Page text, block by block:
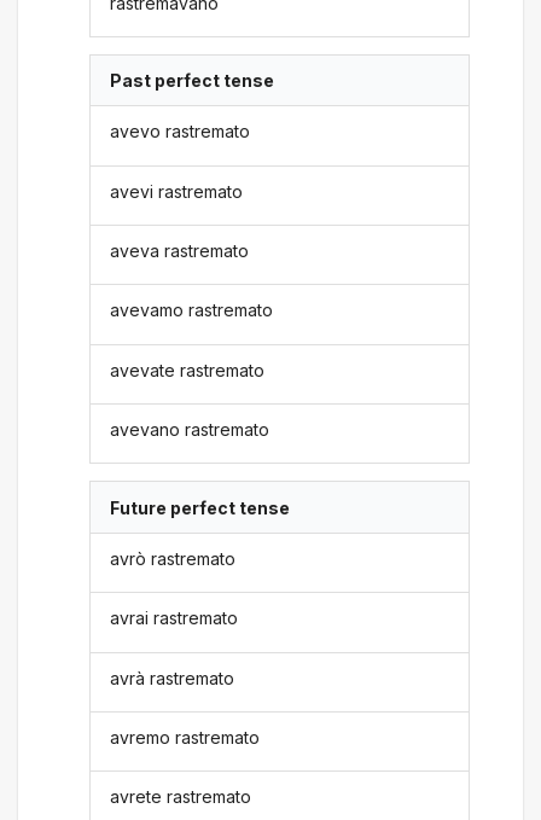
Past perfect tense
avevo rastremato
avevi rastremato
aveva rastremato
avevamo rastremato
avevate rastremato
avevano rastremato
Future perfect tense
avrò rastremato
avrai rastremato
avrà rastremato
avremo rastremato
avrete rastremato